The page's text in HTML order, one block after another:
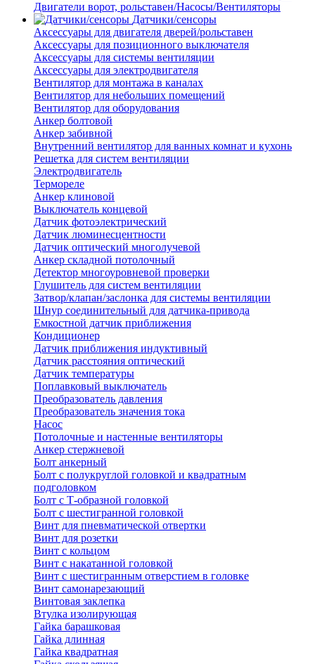
Двигатели ворот, рольставен/Насосы/Вентиляторы
Датчики/сенсоры
Аксессуары для двигателя дверей/рольставен
Аксессуары для позиционного выключателя
Аксессуары для системы вентиляции
Аксессуары для электродвигателя
Вентилятор для монтажа в каналах
Вентилятор для небольших помещений
Вентилятор для оборудования
Анкер болтовой
Анкер забивной
Внутренний вентилятор для ванных комнат и кухонь
Решетка для систем вентиляции
Электродвигатель
Термореле
Анкер клиновой
Выключатель концевой
Датчик фотоэлектрический
Датчик люминесцентности
Датчик оптический многолучевой
Анкер складной потолочный
Детектор многоуровневой проверки
Глушитель для систем вентиляции
Затвор/клапан/заслонка для системы вентиляции
Шнур соединительный для датчика-привода
Емкостной датчик приближения
Кондиционер
Датчик приближения индуктивный
Датчик расстояния оптический
Датчик температуры
Поплавковый выключатель
Преобразователь давления
Преобразователь значения тока
Насос
Потолочные и настенные вентиляторы
Анкер стержневой
Болт анкерный
Болт с полукруглой головкой и квадратным
подголовком
Болт с Т-образной головкой
Болт с шестигранной головкой
Винт для пневматической отвертки
Винт для розетки
Винт с кольцом
Винт с накатанной головкой
Винт с шестигранным отверстием в головке
Винт самонарезающий
Винтовая заклепка
Втулка изолирующая
Гайка барашковая
Гайка длинная
Гайка квадратная